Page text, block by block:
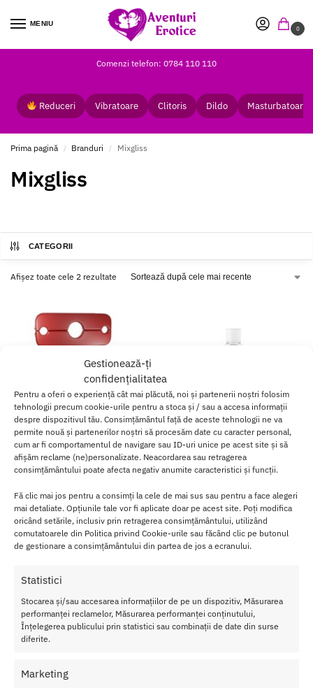
Gestionează-ți
confidențialitatea
Pentru a oferi o experiență cât mai plăcută, noi și partenerii noștri folosim
tehnologii precum cookie-urile pentru a stoca și / sau a accesa informații
despre dispozitivul tău. Consimțământul față de aceste tehnologii ne va
permite nouă și partenerilor noștri să procesăm date cu caracter personal,
cum ar fi comportamentul de navigare sau ID-uri unice pe acest site și să
afișăm reclame (ne)personalizate. Neacordarea sau retragerea
consimțământului poate afecta negativ anumite caracteristici și funcții.
Fă clic mai jos pentru a consimți la cele de mai sus sau pentru a face alegeri
mai detaliate. Opțiunile tale vor fi aplicate doar pe acest site. Poți modifica
oricând setările, inclusiv prin retragerea consimțământului, utilizând
comutatoarele din Politica privind Cookie-urile sau făcând clic pe butonul
de gestionare a consimțământului din partea de jos a ecranului.
Statistici
Stocarea și/sau accesarea informațiilor de pe un dispozitiv, Măsurarea
performanței reclamelor, Măsurarea performanței conținutului,
Înțelegerea publicului prin statistici sau combinații de date din surse
diferite.
Marketing
MENIU
0
Comenzi telefon: 0784 110 110
Reduceri Vibratoare Clitoris Dildo Masturbatoare
Prima pagină / Branduri / Mixgliss
Mixgliss
CATEGORII
Afișez toate cele 2 rezultate
Scaun Erotic Rosu SM
750.00lei
Adaugă în coș
Lubrifiant 2-in-1 Mixgliss NU
Aloe Vera 150ml
120.00 lei
Adaugă în coș
Afișez toate cele 2 rezultate
Transport Gratuit
Retur Gratis in 21 zile